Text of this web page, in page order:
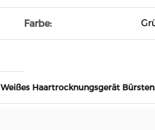
Farbe:
Weißes Haartrocknungsgerät